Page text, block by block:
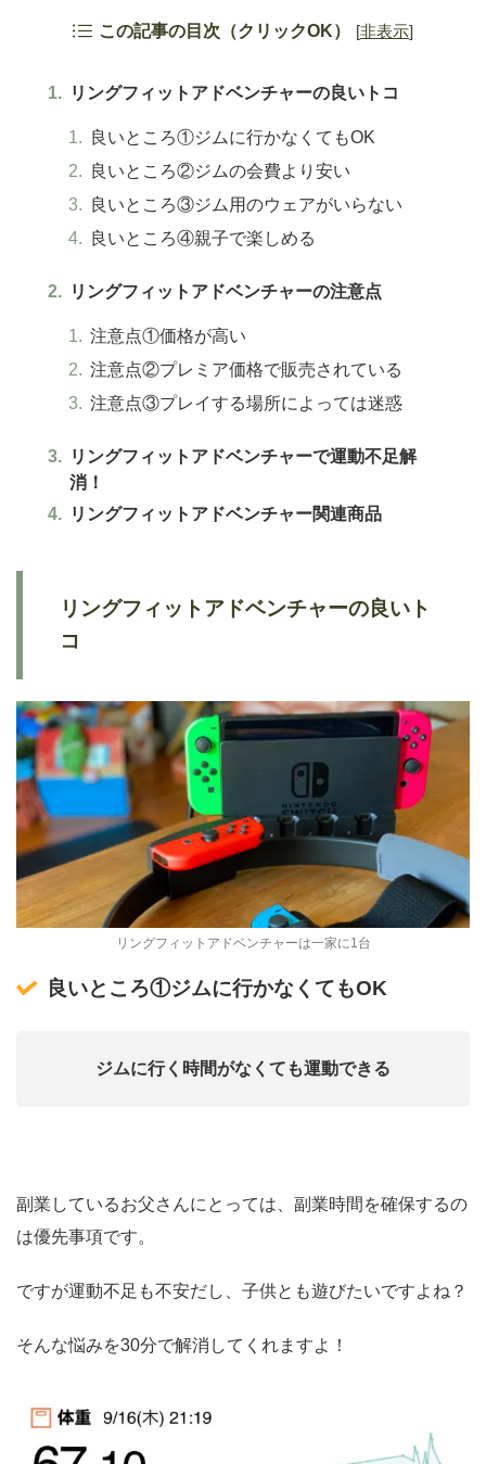
この記事の目次（クリックOK） [非表示]
リングフィットアドベンチャーの良いトコ
良いところ①ジムに行かなくてもOK
良いところ②ジムの会費より安い
良いところ③ジム用のウェアがいらない
良いところ④親子で楽しめる
リングフィットアドベンチャーの注意点
注意点①価格が高い
注意点②プレミア価格で販売されている
注意点③プレイする場所によっては迷惑
リングフィットアドベンチャーで運動不足解
消！
リングフィットアドベンチャー関連商品
リングフィットアドベンチャーの良いト
コ
リングフィットアドベンチャーは一家に1台
良いところ①ジムに行かなくてもOK
ジムに行く時間がなくても運動できる
副業しているお父さんにとっては、副業時間を確保するの
は優先事項です。
ですが運動不足も不安だし、子供とも遊びたいですよね？
そんな悩みを30分で解消してくれますよ！